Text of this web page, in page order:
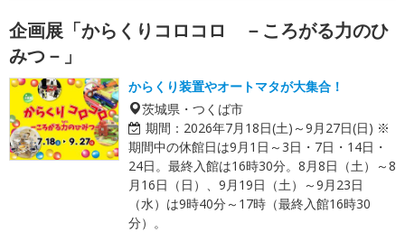
企画展「からくりコロコロ －ころがる力のひ
みつ－」
からくり装置やオートマタが大集合！
茨城県・つくば市
期間： 2026年7月18日(土)～9月27日(日) ※
期間中の休館日は9月1日～3日・7日・14日・
24日。最終入館は16時30分。8月8日（土）～8
月16日（日）、9月19日（土）～9月23日
（水）は9時40分～17時（最終入館16時30
分）。